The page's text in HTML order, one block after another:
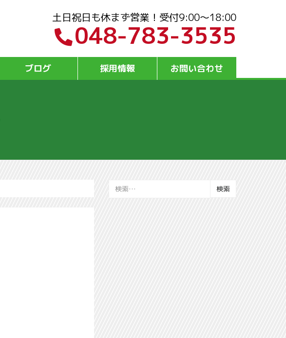
土日祝日も休まず営業！受付9:00～18:00
048-783-3535
ブログ 採用情報 お問い合わせ
検